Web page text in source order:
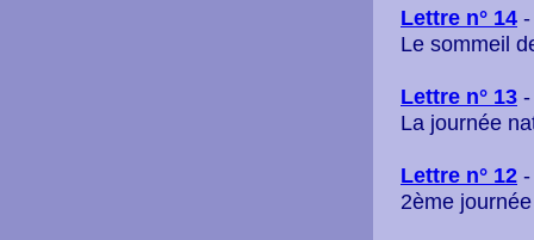
Lettre n° 14
Le sommeil
Lettre n° 13
La journée
Lettre n° 12
2ème